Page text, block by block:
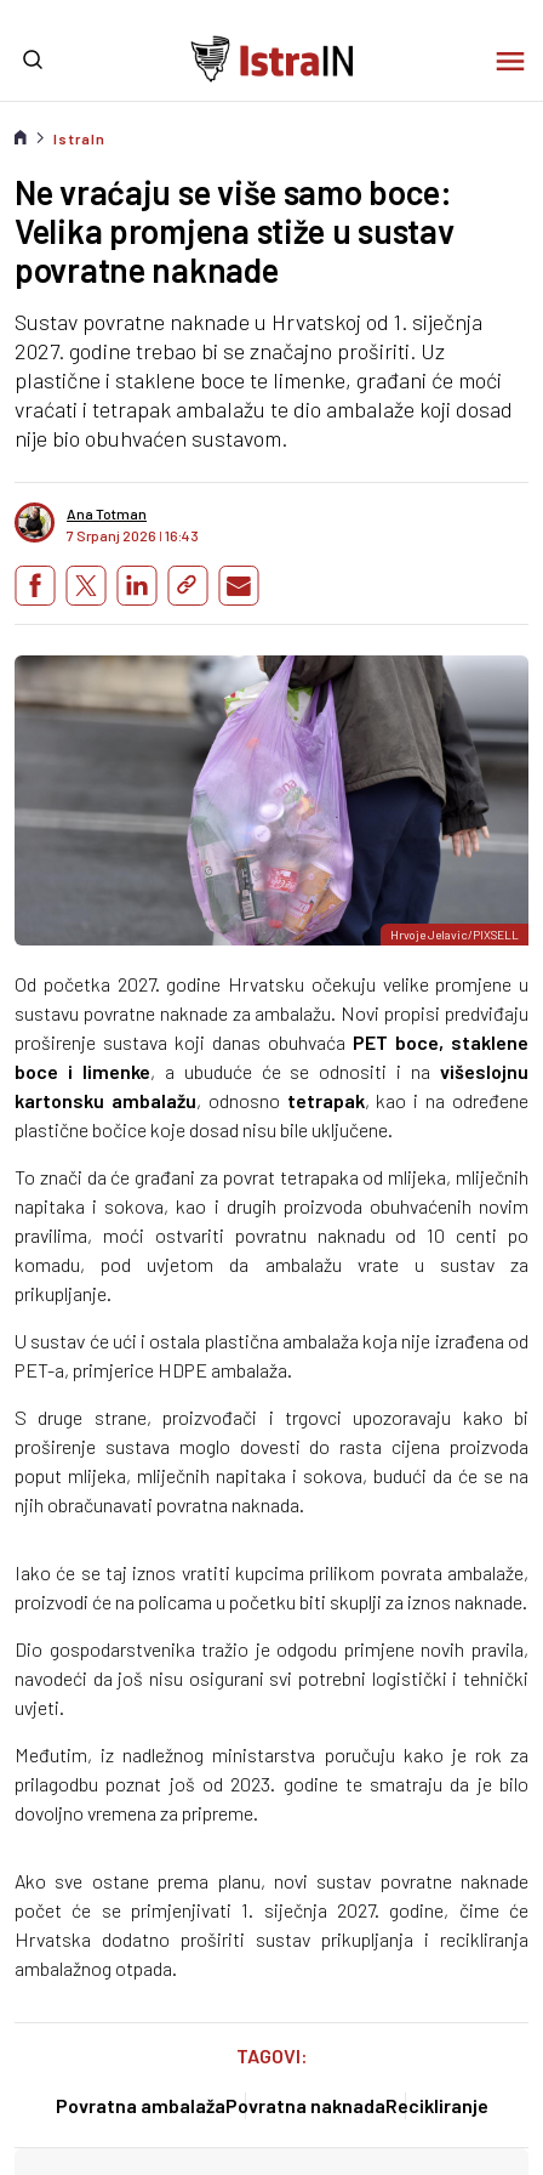
IstraIn
Ne vraćaju se više samo boce:
Velika promjena stiže u sustav
povratne naknade
Sustav povratne naknade u Hrvatskoj od 1. siječnja
2027. godine trebao bi se značajno proširiti. Uz
plastične i staklene boce te limenke, građani će moći
vraćati i tetrapak ambalažu te dio ambalaže koji dosad
nije bio obuhvaćen sustavom.
Ana Totman
7 Srpanj 2026 I 16:43
Hrvoje Jelavic/PIXSELL
Od početka 2027. godine Hrvatsku očekuju velike promjene u
sustavu povratne naknade za ambalažu. Novi propisi predviđaju
proširenje sustava koji danas obuhvaća PET boce, staklene
boce i limenke, a ubuduće će se odnositi i na višeslojnu
kartonsku ambalažu, odnosno tetrapak, kao i na određene
plastične bočice koje dosad nisu bile uključene.
To znači da će građani za povrat tetrapaka od mlijeka, mliječnih
napitaka i sokova, kao i drugih proizvoda obuhvaćenih novim
pravilima, moći ostvariti povratnu naknadu od 10 centi po
komadu, pod uvjetom da ambalažu vrate u sustav za
prikupljanje.
U sustav će ući i ostala plastična ambalaža koja nije izrađena od
PET-a, primjerice HDPE ambalaža.
S druge strane, proizvođači i trgovci upozoravaju kako bi
proširenje sustava moglo dovesti do rasta cijena proizvoda
poput mlijeka, mliječnih napitaka i sokova, budući da će se na
njih obračunavati povratna naknada.
Iako će se taj iznos vratiti kupcima prilikom povrata ambalaže,
proizvodi će na policama u početku biti skuplji za iznos naknade.
Dio gospodarstvenika tražio je odgodu primjene novih pravila,
navodeći da još nisu osigurani svi potrebni logistički i tehnički
uvjeti.
Međutim, iz nadležnog ministarstva poručuju kako je rok za
prilagodbu poznat još od 2023. godine te smatraju da je bilo
dovoljno vremena za pripreme.
Ako sve ostane prema planu, novi sustav povratne naknade
počet će se primjenjivati 1. siječnja 2027. godine, čime će
Hrvatska dodatno proširiti sustav prikupljanja i recikliranja
ambalažnog otpada.
TAGOVI:
Povratna ambalažaPovratna naknadaRecikliranje